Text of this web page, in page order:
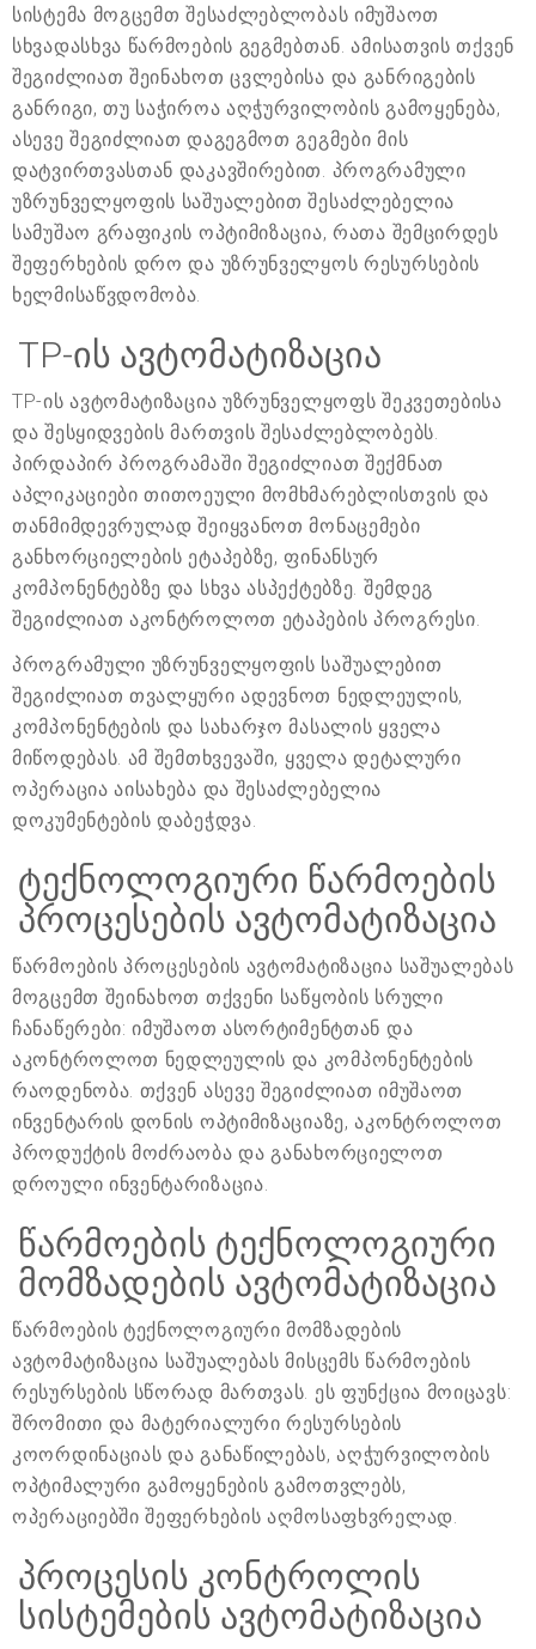
სისტემა მოგცემთ შესაძლებლობას იმუშაოთ
სხვადასხვა წარმოების გეგმებთან. ამისათვის თქვენ
შეგიძლიათ შეინახოთ ცვლებისა და განრიგების
განრიგი, თუ საჭიროა აღჭურვილობის გამოყენება,
ასევე შეგიძლიათ დაგეგმოთ გეგმები მის
დატვირთვასთან დაკავშირებით. პროგრამული
უზრუნველყოფის საშუალებით შესაძლებელია
სამუშაო გრაფიკის ოპტიმიზაცია, რათა შემცირდეს
შეფერხების დრო და უზრუნველყოს რესურსების
ხელმისაწვდომობა.
TP-ის ავტომატიზაცია
TP-ის ავტომატიზაცია უზრუნველყოფს შეკვეთებისა
და შესყიდვების მართვის შესაძლებლობებს.
პირდაპირ პროგრამაში შეგიძლიათ შექმნათ
აპლიკაციები თითოეული მომხმარებლისთვის და
თანმიმდევრულად შეიყვანოთ მონაცემები
განხორციელების ეტაპებზე, ფინანსურ
კომპონენტებზე და სხვა ასპექტებზე. შემდეგ
შეგიძლიათ აკონტროლოთ ეტაპების პროგრესი.
პროგრამული უზრუნველყოფის საშუალებით
შეგიძლიათ თვალყური ადევნოთ ნედლეულის,
კომპონენტების და სახარჯო მასალის ყველა
მიწოდებას. ამ შემთხვევაში, ყველა დეტალური
ოპერაცია აისახება და შესაძლებელია
დოკუმენტების დაბეჭდვა.
ტექნოლოგიური წარმოების
პროცესების ავტომატიზაცია
წარმოების პროცესების ავტომატიზაცია საშუალებას
მოგცემთ შეინახოთ თქვენი საწყობის სრული
ჩანაწერები: იმუშაოთ ასორტიმენტთან და
აკონტროლოთ ნედლეულის და კომპონენტების
რაოდენობა. თქვენ ასევე შეგიძლიათ იმუშაოთ
ინვენტარის დონის ოპტიმიზაციაზე, აკონტროლოთ
პროდუქტის მოძრაობა და განახორციელოთ
დროული ინვენტარიზაცია.
წარმოების ტექნოლოგიური
მომზადების ავტომატიზაცია
წარმოების ტექნოლოგიური მომზადების
ავტომატიზაცია საშუალებას მისცემს წარმოების
რესურსების სწორად მართვას. ეს ფუნქცია მოიცავს:
შრომითი და მატერიალური რესურსების
კოორდინაციას და განაწილებას, აღჭურვილობის
ოპტიმალური გამოყენების გამოთვლებს,
ოპერაციებში შეფერხების აღმოსაფხვრელად.
პროცესის კონტროლის
სისტემების ავტომატიზაცია